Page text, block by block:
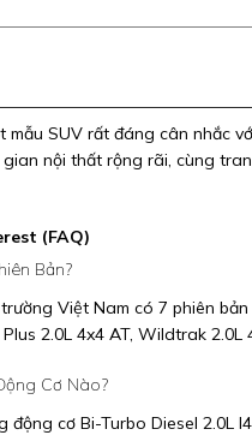
mẫu SUV rất đáng cân nhắc
nội thất rộng rãi, cùng
(FAQ)
Bản?
Việt Nam có 7 phiên
2.0L 4x4 AT, Wildtrak 2.0L
Cơ Nào?
cơ Bi-Turbo Diesel 2.0L